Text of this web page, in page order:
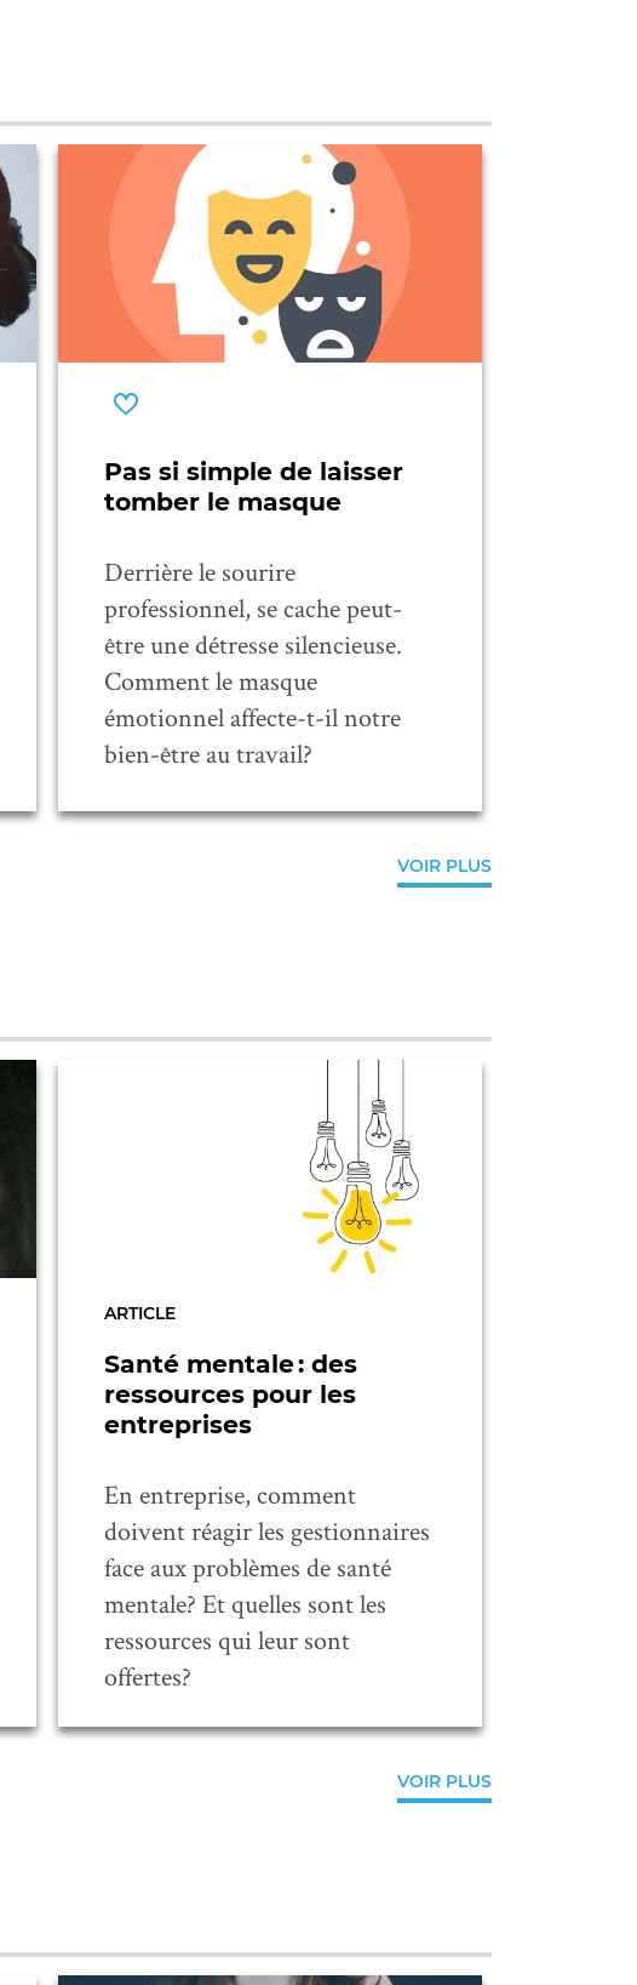
Pas si simple de laisser
tomber le masque
Derrière le sourire
professionnel, se cache peut-
être une détresse silencieuse.
Comment le masque
émotionnel affecte-t-il notre
bien-être au travail?
VOIR PLUS
ARTICLE
Santé mentale : des
ressources pour les
entreprises
En entreprise, comment
doivent réagir les gestionnaires
face aux problèmes de santé
mentale? Et quelles sont les
ressources qui leur sont
offertes?
VOIR PLUS